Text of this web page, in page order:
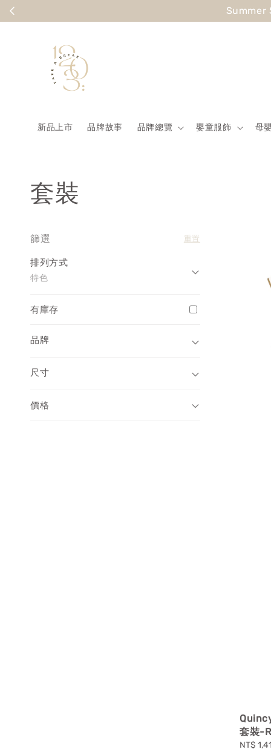
Summer
新品上市 品牌故事 品牌總覽 嬰童服飾 母
套裝
篩選 重置
排列方式
特色
有庫存
品牌
尺寸
價格
套裝-
Sale
NT$